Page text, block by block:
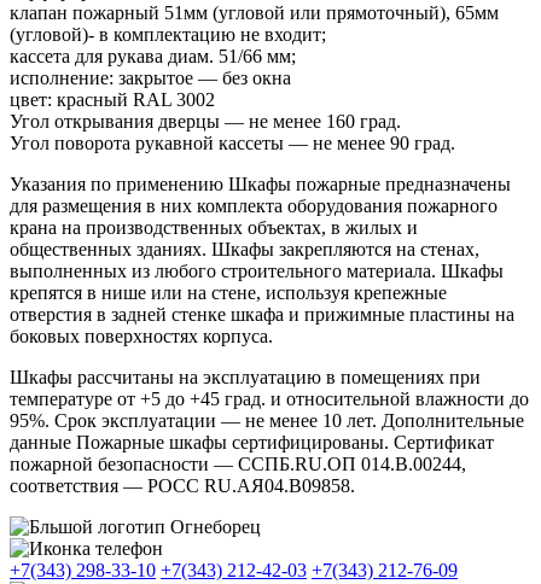
клапан пожарный 51мм (угловой или прямоточный), 65мм
(угловой)- в комплектацию не входит;
кассета для рукава диам. 51/66 мм;
исполнение: закрытое — без окна
цвет: красный RAL 3002
Угол открывания дверцы — не менее 160 град.
Угол поворота рукавной кассеты — не менее 90 град.
Указания по применению Шкафы пожарные предназначены
для размещения в них комплекта оборудования пожарного
крана на производственных объектах, в жилых и
общественных зданиях. Шкафы закрепляются на стенах,
выполненных из любого строительного материала. Шкафы
крепятся в нише или на стене, используя крепежные
отверстия в задней стенке шкафа и прижимные пластины на
боковых поверхностях корпуса.
Шкафы рассчитаны на эксплуатацию в помещениях при
температуре от +5 до +45 град. и относительной влажности до
95%. Срок эксплуатации — не менее 10 лет. Дополнительные
данные Пожарные шкафы сертифицированы. Сертификат
пожарной безопасности — ССПБ.RU.ОП 014.В.00244,
соответствия — РОСС RU.АЯ04.В09858.
+7(343) 298-33-10 +7(343) 212-42-03 +7(343) 212-76-09